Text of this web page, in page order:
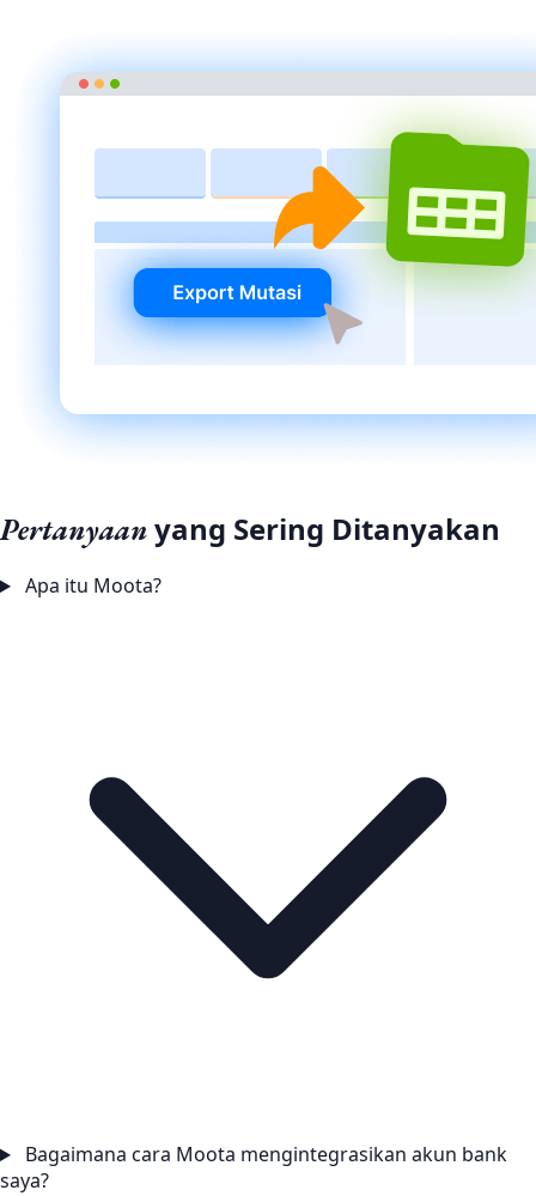
Pertanyaanyang Sering Ditanyakan
Apa itu Moota?
Bagaimana cara Moota mengintegrasikan akun bank
saya?